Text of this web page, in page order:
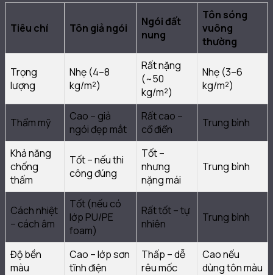
Tiêu chí Tôn giả ngói
Ngói đất
nung
Tôn sóng
vuông
thường
Trọng
lượng
Nhẹ (4–8
kg/m²)
Rất nặng
(~50
kg/m²)
Nhẹ (3–6
kg/m²)
Thẩm mỹ
Cao – giả
ngói đẹp mắt
Rất cao –
cổ điển
Trung bình
Khả năng
chống
thấm
Tốt – nếu thi
công đúng
Tốt –
nhưng
nặng mái
Trung bình
Cách nhiệt
– cách âm
Tốt (nếu có
lớp PU/PE
foam)
Rất tốt – tự
nhiên
Trung bình
Độ bền
màu
Cao – lớp sơn
tĩnh điện
Thấp – dễ
rêu mốc
Cao nếu
dùng tôn màu